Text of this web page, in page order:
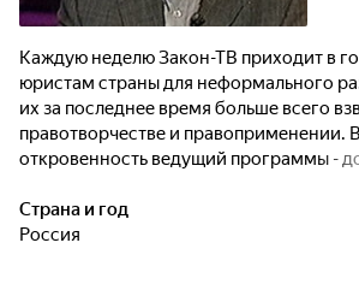
Каждую неделю Закон-ТВ приходит в
юристам страны для неформального
их за последнее время больше всего
правотворчестве и правоприменении.
откровенность ведущий программы -
научную и преподавательскую
адвокатской работой, он не
Страна и год
Россия